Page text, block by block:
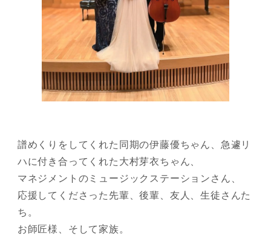
譜めくりをしてくれた同期の伊藤優ちゃん、急遽リ
ハに付き合ってくれた大村芽衣ちゃん、
マネジメントのミュージックステーションさん、
応援してくださった先輩、後輩、友人、生徒さんた
ち。
お師匠様、そして家族。